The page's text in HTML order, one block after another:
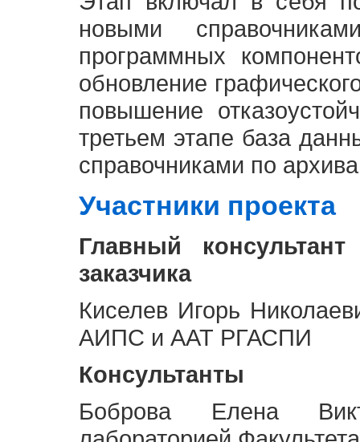
новыми
программных
обновление
повышение
третьем этапе база
справочниками по
Участники проекта
Главный
заказчика
Киселев Игорь
АИПС и ААТ РГАСПИ
Консультанты
Боброва Елена